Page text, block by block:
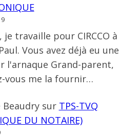
je travaille pour CIRCCO à
Vous avez déjà eu une
l'arnaque Grand-parent,
vous me la fournir…
sur TPS-TVQ
DU NOTAIRE)